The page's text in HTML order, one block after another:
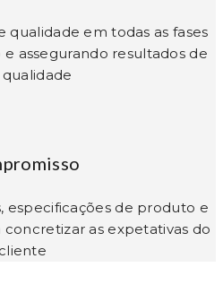
em todas as fases
assegurando resultados de
especificações de produto e
as expetativas do
cliente